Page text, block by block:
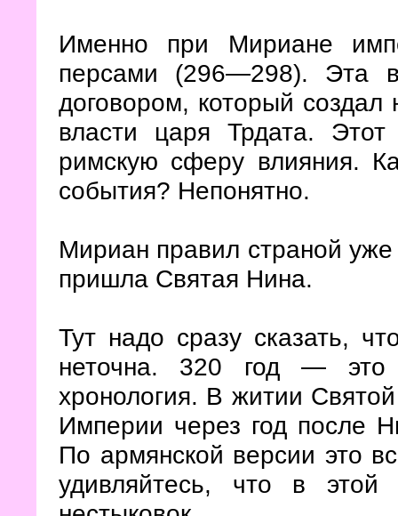
Именно при Мириане
персами (296—298). Эта
договором, который
власти царя Трдата.
римскую сферу влияния.
события? Непонятно.
Мириан правил страной
пришла Святая Нина.
Тут надо сразу сказать,
неточна. 320 год — это
хронология. В житии
Империи через год после
По армянской версии это
удивляйтесь, что в этой